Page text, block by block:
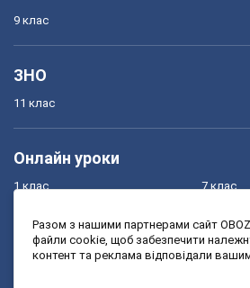
9 клас
ЗНО
11 клас
Онлайн уроки
1 клас
3 клас
7 клас
9 клас
Разом з нашими партнерами сайт
файли cookie, щоб забезпечити
контент та реклама відповідали